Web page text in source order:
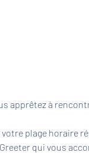
apprêtez à
votre plage horaire
qui vous